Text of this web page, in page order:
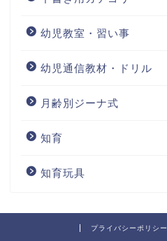
幼児教室・習い事
幼児通信教材・ドリル
月齢別ジーナ式
知育
知育玩具
プライバシーポリシー